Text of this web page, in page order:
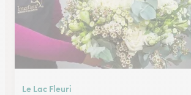
Le Lac Fleuri